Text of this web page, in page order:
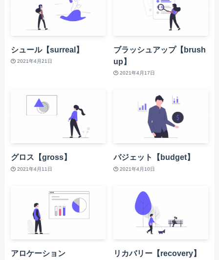
シュール【surreal】
2021年4月21日
ブラッシュアップ【brush
up】
2021年4月17日
グロス【gross】
2021年4月11日
バジェット【budget】
2021年4月10日
アロケーション
リカバリー【recovery】